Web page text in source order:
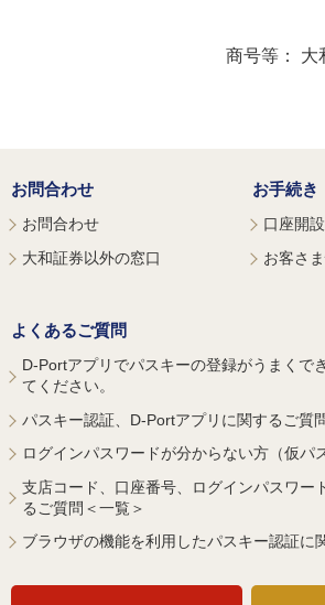
商号等： 大
お問合わせ
お問合わせ
大和証券以外の窓口
お手続き
口座開
お客さ
よくあるご質問
D-Portアプリでパスキーの登録がうまくで
てください。
パスキー認証、D-Portアプリに関するご質
ログインパスワードが分からない方（仮パ
支店コード、口座番号、ログインパスワー
るご質問＜一覧＞
ブラウザの機能を利用したパスキー認証に